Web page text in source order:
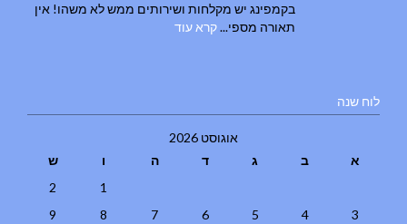
בקמפינג יש מקלחות ושירותים ממש לא משהו! אין
תאורה מספי...קרא עוד
לוח שנה
אוגוסט 2026
א
ב ג ד ה ו
ש
1
2
3
4
5
6
7
8
9